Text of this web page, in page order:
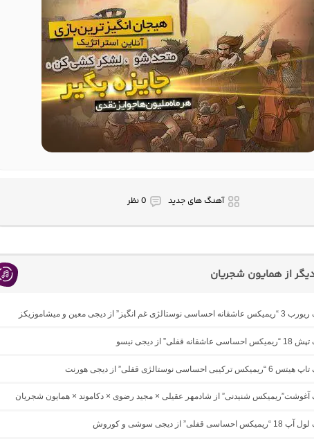
آهنگ های جدید 0 نظر
از همایون شجریان
غم انگیز” از دیجی معین و میشاموزیکز
قفلی” از دیجی نیسو
احساسی نوستالژی قفلی” از دیجی هورنت
آغوشت”ریمیکس شنیدنی” از شادمهر عقیلی × مجید رضوی × دکاموند × همایون شجریان
قفلی” از دیجی سوشی و کوروش